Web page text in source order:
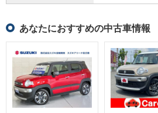
あなたにおすすめの中古車情報